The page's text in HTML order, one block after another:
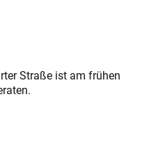
Straße ist am frühen